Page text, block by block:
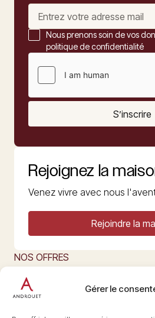
Gérer le
Nous prenons soin de vos
politique de confidentialité
S’inscrire
Rejoignez la
Venez vivre avec nous
Rejoindre la
NOS OFFRES
L’ART DU FROMAGE
Nous suivre